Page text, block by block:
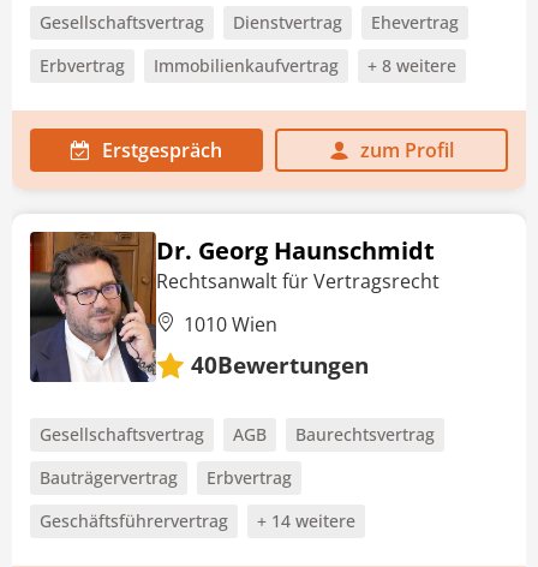
Gesellschaftsvertrag Dienstvertrag
Ehevertrag
Erbvertrag
Immobilienkaufvertrag + 8 weitere
Erstgespräch zum Profil
Dr. Georg Haunschmidt
Rechtsanwalt für Vertragsrecht
1010 Wien
40Bewertungen
Gesellschaftsvertrag AGB
Baurechtsvertrag
Bauträgervertrag
Erbvertrag
Geschäftsführervertrag
+ 14 weitere